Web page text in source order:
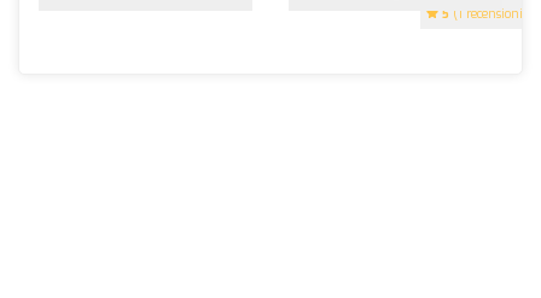
5 (1 recensioni)